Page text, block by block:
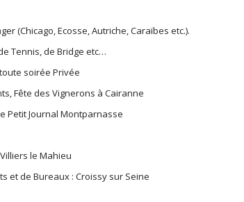
(Chicago, Ecosse, Autriche, Caraïbes etc.).
Tennis, de Bridge etc…
soirée Privée
Fête des Vignerons à Cairanne
Petit Journal Montparnasse
le Mahieu
et de Bureaux : Croissy sur Seine